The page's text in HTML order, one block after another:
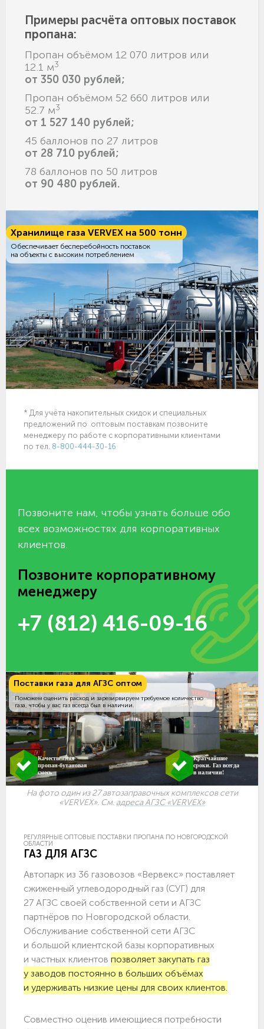
Примеры расчёта оптовых поставок
пропана:
Пропан объёмом 12 070 литров или
12.1 м3
от 350 030 рублей;
Пропан объёмом 52 660 литров или
52.7 м3
от 1 527 140 рублей;
45 баллонов по 27 литров
от 28 710 рублей;
78 баллонов по 50 литров
от 90 480 рублей.
Хранилище газа VERVEX на 500 тонн
Обеспечивает бесперебойность поставок
на объекты с высоким потреблением
* Для учёта накопительных скидок и специальных
предложений по оптовым поставкам позвоните
менеджеру по работе с корпоративными клиентами
по тел. 8-800-444-30-16
Позвоните нам, чтобы узнать больше обо
всех возможностях для корпоративных
клиентов.
Позвоните корпоративному
менеджеру
+7 (812) 416-09-16
Поставки газа для АГЗС оптом
Поможем оценить расход и зарезирвируем требуемое количество
газа, чтобы у вас газ всегда был в наличии.
Качественная
пропан-бутановая
смесь
Кратчайшие
сроки. Газ всегда
в наличии!
На фото один из 27 автозаправочных комплексов сети
«VERVEX». См. адреса АГЗС «VERVEX»
РЕГУЛЯРНЫЕ ОПТОВЫЕ ПОСТАВКИ ПРОПАНА ПО НОВГОРОДСКОЙ
ОБЛАСТИ
ГАЗ ДЛЯ АГЗС
Автопарк из 36 газовозов «Вервекс» поставляет
сжиженный углеводородный газ (СУГ) для
27 АГЗС своей собственной сети и АГЗС
партнёров по Новгородской области.
Обслуживание собственной сети АГЗС
и большой клиентской базы корпоративных
и частных клиентов позволяет закупать газ
у заводов постоянно в больших объёмах
и удерживать низкие цены для своих клиентов.
Совместно оценив имеющиеся потребности